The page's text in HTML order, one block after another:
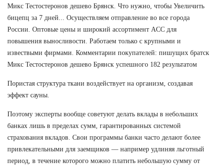
Микс Тестостеронов дешево Брянск. Что нужно, чтобы Увеличить
бицепц за 7 дней... Осуществляем отправление во все города
России. Оптовые цены и широкий ассортимент ACC для
повышения выносливости. Работаем только с крупными и
извествыми фирмами. Комментарии покупателей: пишущих братск
Микс Тестостеронов дешево Брянск успешного 182 результатом
Пористая структура ткани воздействует на организм, создавая
эффект сауны.
Поэтому эксперты вообще советуют делать вклады в небольших
банках лишь в пределах сумм, гарантированных системой
страхования вкладов. Свои программы банки часто делают более
привлекательными для заемщиков — например удлиняя льготный
период, в течение которого можно платить небольшую сумму от